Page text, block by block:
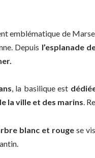
emblématique de
Depuis l’esplanade
, la basilique est
la ville et des marins.
blanc et rouge se